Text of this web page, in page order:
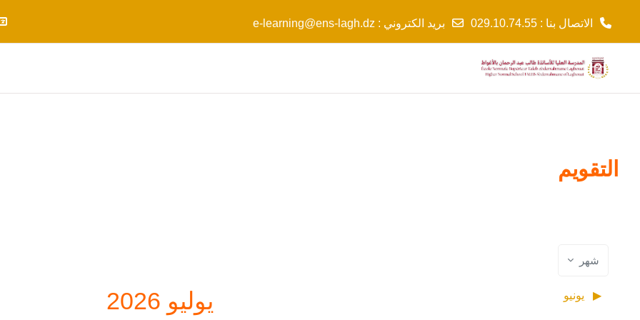
الاتصال بنا : 029.10.74.55 بريد الكتروني : e-learning@ens-lagh.dz
التقويم
شهر
▶︎ يونيو يوليو 2026